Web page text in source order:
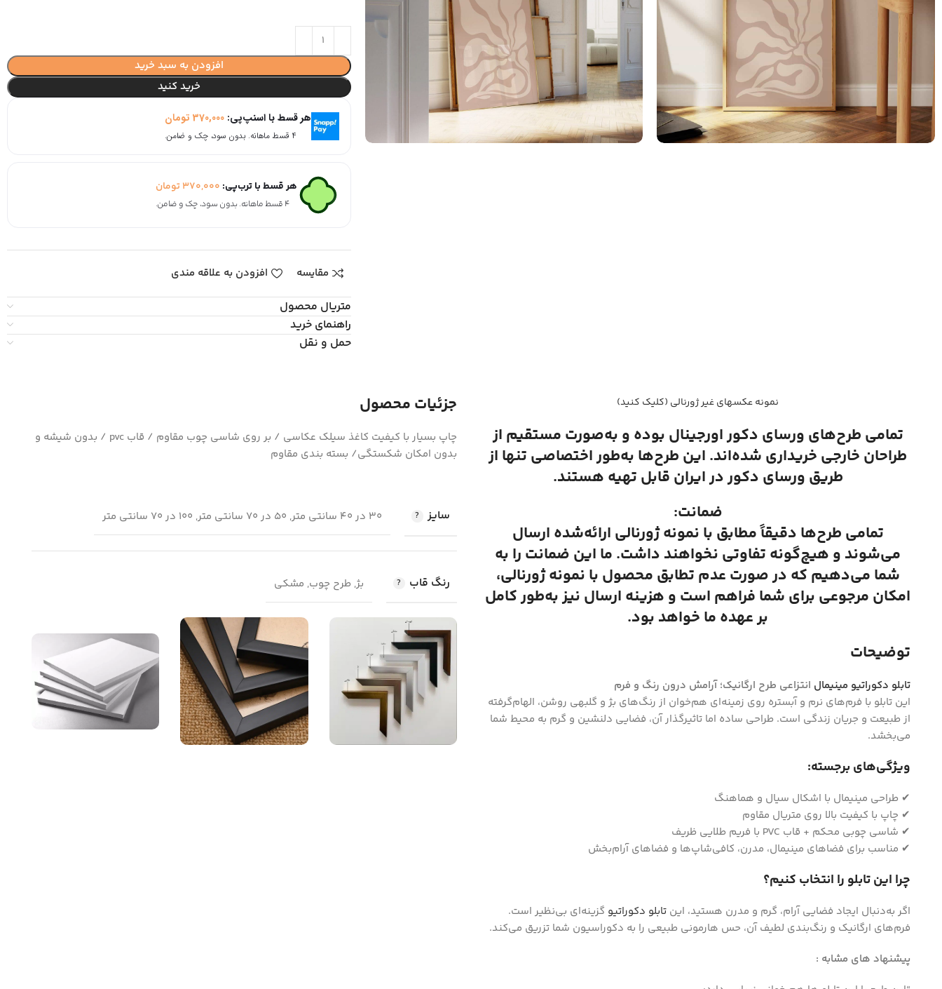
افزودن به سبد خرید
خرید کنید
هر قسط با اسنپ‌پی:370,000 تومان
۴ قسط ماهانه. بدون سود، چک و ضامن.
هر قسط با ترب‌پی: 370,000تومان
۴ قسط ماهانه. بدون سود، چک و ضامن.
مقایسه افزودن به علاقه مندی
متریال محصول
راهنمای خرید
حمل و نقل
نمونه عکسهای غیر ژورنالی (کلیک کنید)
تمامی طرح‌های ورسای دکور اورجینال بوده و به‌صورت مستقیم از
طراحان خارجی خریداری شده‌اند. این طرح‌ها به‌طور اختصاصی تنها از
طریق ورسای دکور در ایران قابل تهیه هستند.
ضمانت:
تمامی طرح‌ها دقیقاً مطابق با نمونه ژورنالی ارائه‌شده ارسال
می‌شوند و هیچ‌گونه تفاوتی نخواهند داشت. ما این ضمانت را به
شما می‌دهیم که در صورت عدم تطابق محصول با نمونه ژورنالی،
امکان مرجوعی برای شما فراهم است و هزینه ارسال نیز به‌طور کامل
بر عهده ما خواهد بود.
توضیحات
تابلو دکوراتیو مینیمال انتزاعی طرح ارگانیک؛ آرامش درون رنگ و فرم
این تابلو با فرم‌های نرم و آبستره روی زمینه‌ای هم‌خوان از رنگ‌های بژ و گلبهی روشن، الهام‌گرفته
از طبیعت و جریان زندگی است. طراحی ساده اما تاثیرگذار آن، فضایی دلنشین و گرم به محیط شما
می‌بخشد.
ویژگی‌های برجسته:
✔ طراحی مینیمال با اشکال سیال و هماهنگ
✔ چاپ با کیفیت بالا روی متریال مقاوم
✔ شاسی چوبی محکم + قاب PVC با فریم طلایی ظریف
✔ مناسب برای فضاهای مینیمال، مدرن، کافی‌شاپ‌ها و فضاهای آرام‌بخش
چرا این تابلو را انتخاب کنیم؟
اگر به‌دنبال ایجاد فضایی آرام، گرم و مدرن هستید، این تابلو دکوراتیو گزینه‌ای بی‌نظیر است.
فرم‌های ارگانیک و رنگ‌بندی لطیف آن، حس هارمونی طبیعی را به دکوراسیون شما تزریق می‌کند.
پیشنهاد های مشابه :
جزئیات محصول
چاپ بسیار با کیفیت کاغذ سیلک عکاسی / بر روی شاسی چوب مقاوم / قاب pvc / بدون شیشه و
بدون امکان شکستگی/ بسته بندی مقاوم
سایز 30 در 40 سانتی متر, 50 در 70 سانتی متر, 100 در 70 سانتی متر
رنگ قاب بژ, طرح چوب, مشکی
Instagram